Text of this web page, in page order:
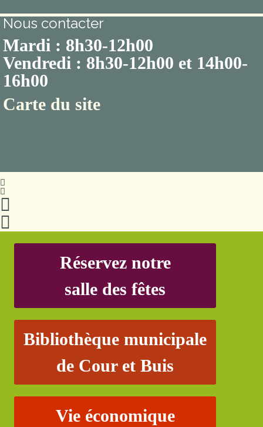
Nous contacter
Mardi : 8h30-12h00
Vendredi : 8h30-12h00 et 14h00-
16h00
Carte du site
Réservez notre
salle des fêtes
Bibliothèque municipale
de Cour et Buis
Vie économique